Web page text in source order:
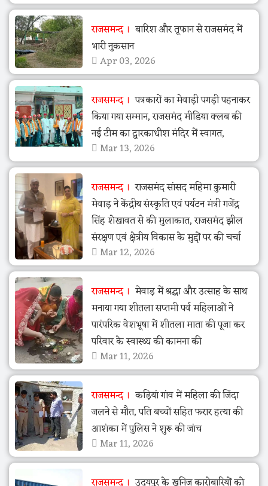
राजसमन्द
बारिश और तूफान से राजसमंद में
भारी नुकसान
Apr 03, 2026
राजसमन्द
पत्रकारों का मेवाड़ी पगड़ी पहनाकर
किया गया सम्मान, राजसमंद मीडिया क्लब की
नई टीम का द्वारकाधीश मंदिर में स्वागत,
Mar 13, 2026
राजसमन्द
राजसमंद सांसद महिमा कुमारी
मेवाड़ ने केंद्रीय संस्कृति एवं पर्यटन मंत्री गजेंद्र
सिंह शेखावत से की मुलाकात, राजसमंद झील
संरक्षण एवं क्षेत्रीय विकास के मुद्दों पर की चर्चा
Mar 12, 2026
राजसमन्द
मेवाड़ में श्रद्धा और उत्साह के साथ
मनाया गया शीतला सप्तमी पर्व महिलाओं ने
पारंपरिक वेशभूषा में शीतला माता की पूजा कर
परिवार के स्वास्थ्य की कामना की
Mar 11, 2026
राजसमन्द
कड़ियां गांव में महिला की जिंदा
जलने से मौत, पति बच्चों सहित फरार हत्या की
आशंका में पुलिस ने शुरू की जांच
Mar 11, 2026